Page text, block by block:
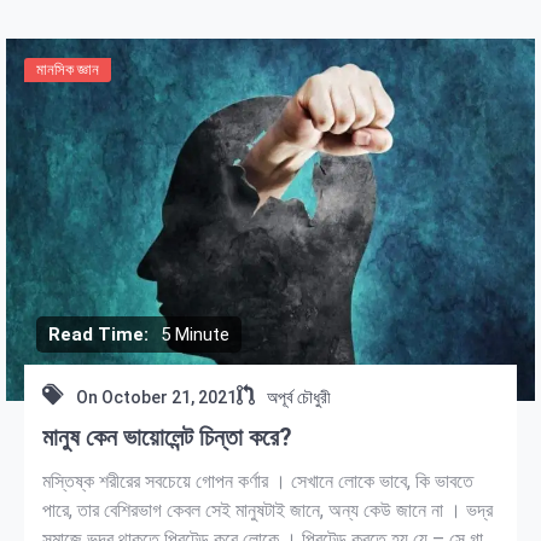
Read Time: 5 Minute
মানসিক জ্ঞান
On October 21, 2021 অপূর্ব চৌধুরী
মানুষ কেন ভায়োলেন্ট চিন্তা করে?
মস্তিষ্ক শরীরের সবচেয়ে গোপন কর্ণার । সেখানে লোকে ভাবে, কি ভাবতে
পারে, তার বেশিরভাগ কেবল সেই মানুষটাই জানে, অন্য কেউ জানে না । ভদ্র